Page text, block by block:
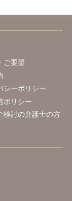
ご要望
シーポリシー
ポリシー
検討の弁護士の方